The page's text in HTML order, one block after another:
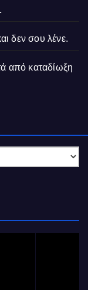
δεν σου λένε.
από καταδίωξη